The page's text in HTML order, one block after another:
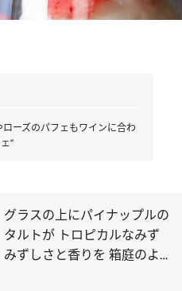
ーズのパフェもワインに合わ
”
グラスの上にパイナップルの
タルトが トロピカルなみず
みずしさと香りを 箱庭のよ